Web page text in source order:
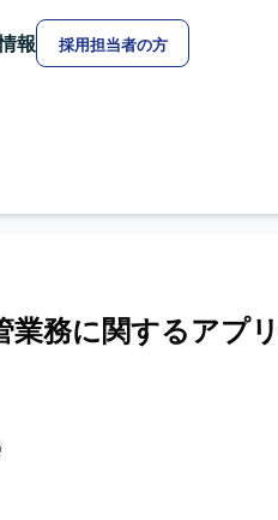
報 採用担当者の方
業務に関するアプ